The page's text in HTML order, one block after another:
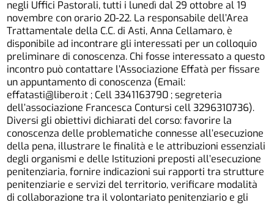
negli Uffici Pastorali, tutti i lunedì dal 29 ottobre al 19
novembre con orario 20-22. La responsabile dell’Area
Trattamentale della C.C. di Asti, Anna Cellamaro, è
disponibile ad incontrare gli interessati per un colloquio
preliminare di conoscenza. Chi fosse interessato a questo
incontro può contattare l’Associazione Effatà per fissare
un appuntamento di conoscenza (Email:
effatasti@libero.it ; Cell 3341163790 ; segreteria
dell’associazione Francesca Contursi cell 3296310736).
Diversi gli obiettivi dichiarati del corso: favorire la
conoscenza delle problematiche connesse all’esecuzione
della pena, illustrare le finalità e le attribuzioni essenziali
degli organismi e delle Istituzioni preposti all’esecuzione
penitenziaria, fornire indicazioni sui rapporti tra strutture
penitenziarie e servizi del territorio, verificare modalità
di collaborazione tra il volontariato penitenziario e gli